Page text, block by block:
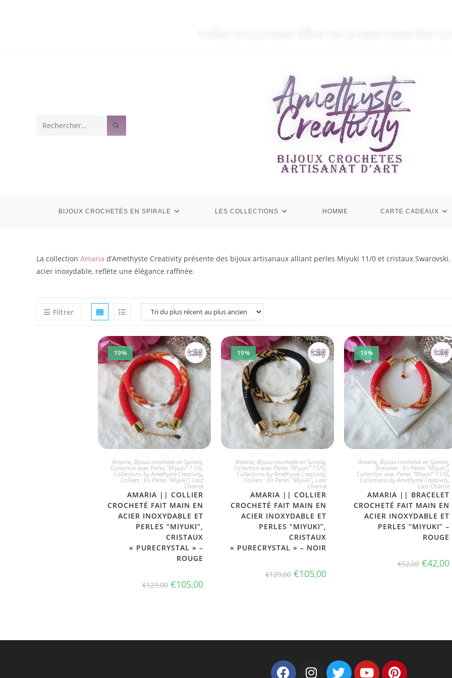
Rechercher
BIJOUX CROCHETÉS EN SPIRALE LES COLLECTIONS HOMME CARTE CADEAUX
La collection Amaria d’Amethyste Creativity présente des bijoux artisanaux alliant perles Miyuki 11/0 et cristaux
acier inoxydable, reflète une élégance raffinée.
Filtrer
19%
JE L'ADOPTE
Amaria, Bijoux crochetés en Spirale,
Collection avec Perles "Miyuki" 11/0,
Collections by Amethyste Creativity,
Colliers : En Perles "Miyuki", Last
Chance
AMARIA || COLLIER
CROCHETÉ FAIT MAIN EN
ACIER INOXYDABLE ET
PERLES “MIYUKI”,
CRISTAUX
« PURECRYSTAL » –
ROUGE
€129,00 €105,00
19%
JE L'ADOPTE
Amaria, Bijoux crochetés en Spirale,
Collection avec Perles "Miyuki" 11/0,
Collections by Amethyste Creativity,
Colliers : En Perles "Miyuki", Last
Chance
AMARIA || COLLIER
CROCHETÉ FAIT MAIN EN
ACIER INOXYDABLE ET
PERLES “MIYUKI”,
CRISTAUX
« PURECRYSTAL » – NOIR
€129,00 €105,00
19%
JE L'ADOPTE
Amaria, Bijoux crochetés en Spirale,
Bracelets : En Perles "Miyuki",
Collection avec Perles "Miyuki" 11/0,
Collections by Amethyste Creativity,
Last Chance
AMARIA || BRACELET
CROCHETÉ FAIT MAIN EN
ACIER INOXYDABLE ET
PERLES “MIYUKI” –
ROUGE
€52,00 €42,00